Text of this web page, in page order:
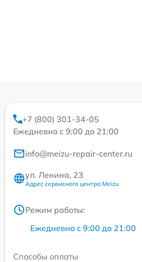
+7 (800) 301-34-05
Ежедневно с 9:00 до 21:00
info@meizu-repair-center.ru
ул. Ленина, 23
Адрес сервисного центра Meizu
Режим работы:
Ежедневно с 9:00 до 21:00
Способы оплаты